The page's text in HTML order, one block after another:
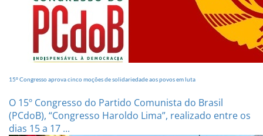
15º Congresso aprova cinco moções de solidariedade aos povos em luta
O 15º Congresso do Partido Comunista do Brasil
(PCdoB), “Congresso Haroldo Lima”, realizado entre os
dias 15 a 17 ...